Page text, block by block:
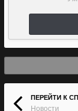
ПЕРЕЙТИ К
Новости